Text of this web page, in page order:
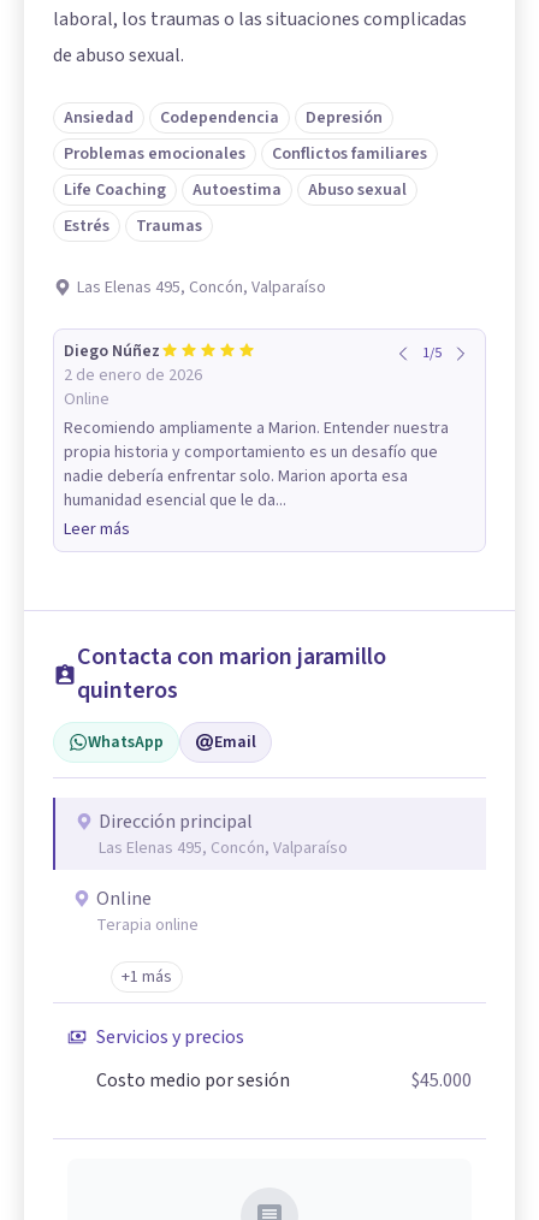
laboral, los traumas o las situaciones complicadas
de abuso sexual.
Ansiedad Codependencia
Depresión
Problemas emocionales
Conflictos familiares
Life Coaching
Autoestima
Abuso sexual
Estrés
Traumas
Las Elenas 495, Concón, Valparaíso
Diego Núñez
2 de enero de 2026
Online
1/5
Recomiendo ampliamente a Marion. Entender nuestra
propia historia y comportamiento es un desafío que
nadie debería enfrentar solo. Marion aporta esa
humanidad esencial que le da...
Leer más
Contacta con marion jaramillo
quinteros
WhatsApp Email
Dirección principal
Las Elenas 495, Concón, Valparaíso
Online
Terapia online
+1 más
Servicios y precios
Costo medio por sesión
$45.000